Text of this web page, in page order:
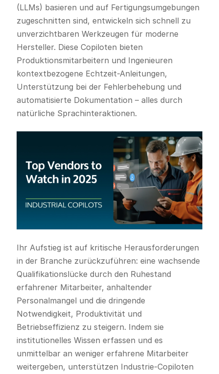
(LLMs) basieren und auf Fertigungsumgebungen
zugeschnitten sind, entwickeln sich schnell zu
unverzichtbaren Werkzeugen für moderne
Hersteller. Diese Copiloten bieten
Produktionsmitarbeitern und Ingenieuren
kontextbezogene Echtzeit-Anleitungen,
Unterstützung bei der Fehlerbehebung und
automatisierte Dokumentation – alles durch
natürliche Sprachinteraktionen.
Ihr Aufstieg ist auf kritische Herausforderungen
in der Branche zurückzuführen: eine wachsende
Qualifikationslücke durch den Ruhestand
erfahrener Mitarbeiter, anhaltender
Personalmangel und die dringende
Notwendigkeit, Produktivität und
Betriebseffizienz zu steigern. Indem sie
institutionelles Wissen erfassen und es
unmittelbar an weniger erfahrene Mitarbeiter
weitergeben, unterstützen Industrie-Copiloten